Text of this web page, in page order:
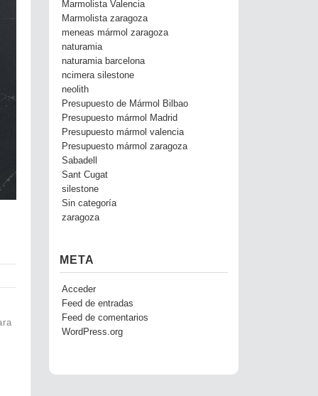
Marmolista Valencia
Marmolista zaragoza
meneas mármol zaragoza
naturamia
naturamia barcelona
ncimera silestone
neolith
Presupuesto de Mármol Bilbao
Presupuesto mármol Madrid
Presupuesto mármol valencia
Presupuesto mármol zaragoza
Sabadell
Sant Cugat
silestone
Sin categoría
zaragoza
META
Acceder
Feed de entradas
Feed de comentarios
WordPress.org